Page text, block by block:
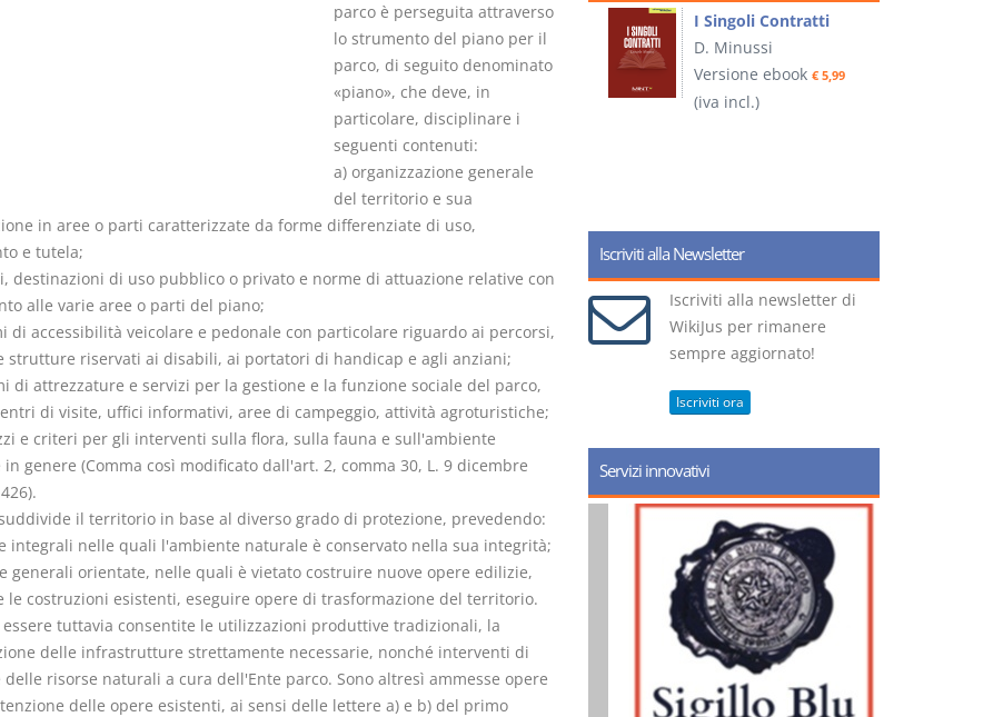
parco è perseguita attraverso
lo strumento del piano per il
parco, di seguito denominato
«piano», che deve, in
particolare, disciplinare i
seguenti contenuti:
a) organizzazione generale
del territorio e sua
in aree o parti caratterizzate da forme differenziate di uso,
e tutela;
destinazioni di uso pubblico o privato e norme di attuazione relative con
alle varie aree o parti del piano;
di accessibilità veicolare e pedonale con particolare riguardo ai percorsi,
strutture riservati ai disabili, ai portatori di handicap e agli anziani;
di attrezzature e servizi per la gestione e la funzione sociale del parco,
di visite, uffici informativi, aree di campeggio, attività agroturistiche;
e criteri per gli interventi sulla flora, sulla fauna e sull'ambiente
genere (Comma così modificato dall'art. 2, comma 30, L. 9 dicembre
il territorio in base al diverso grado di protezione, prevedendo:
integrali nelle quali l'ambiente naturale è conservato nella sua integrità;
generali orientate, nelle quali è vietato costruire nuove opere edilizie,
le costruzioni esistenti, eseguire opere di trasformazione del territorio.
essere tuttavia consentite le utilizzazioni produttive tradizionali, la
delle infrastrutture strettamente necessarie, nonché interventi di
delle risorse naturali a cura dell'Ente parco. Sono altresì ammesse opere
delle opere esistenti, ai sensi delle lettere a) e b) del primo
Rapporto e
relazione giuridica
D. Minussi
Versione ebook
(iva incl.)
I Singoli Contratti
D. Minussi
Versione ebook € 5,99
(iva incl.)
Iscriviti alla Newsletter
Iscriviti alla newsletter di
WikiJus per rimanere
sempre aggiornato!
Iscriviti ora
Servizi innovativi